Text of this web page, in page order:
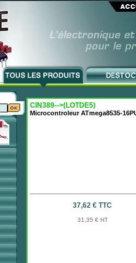
CIN389-->(LOTDE5)
Microcontroleur ATmega8535-
37,62 € TTC
31,35 € HT